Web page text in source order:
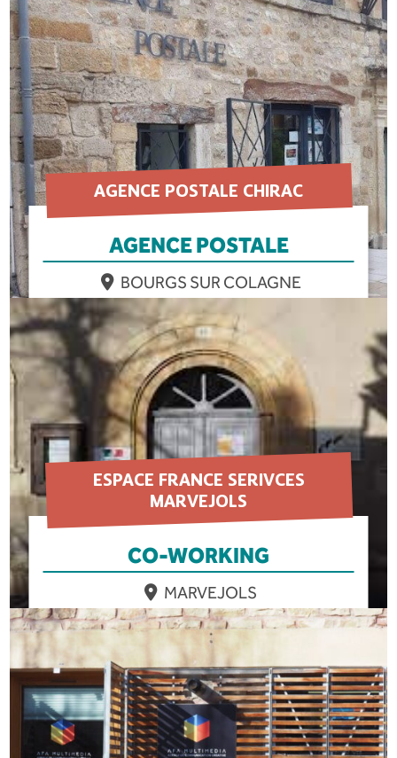
EN SAVOIR PLUS
AGENCE POSTALE CHIRAC
AGENCE POSTALE
BOURGS SUR COLAGNE
EN SAVOIR PLUS
ESPACE FRANCE SERIVCES
MARVEJOLS
CO-WORKING
MARVEJOLS
EN SAVOIR PLUS